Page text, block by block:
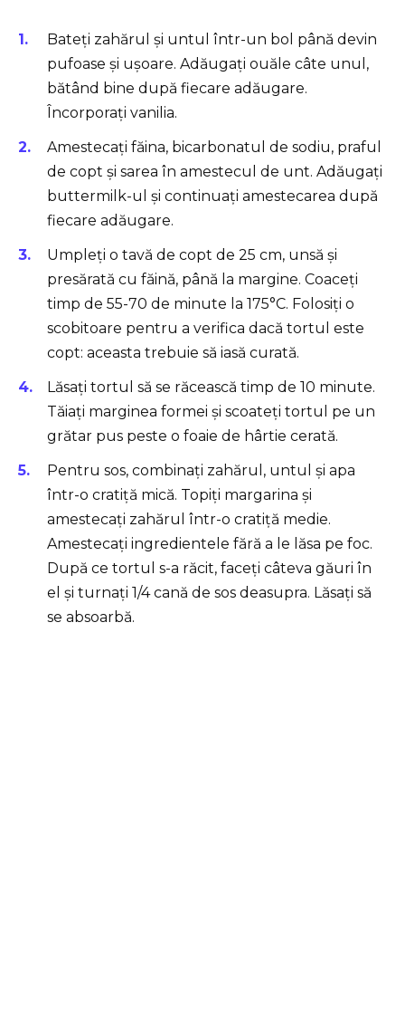
Bateți zahărul și untul într-un bol până devin
pufoase și ușoare. Adăugați ouăle câte unul,
bătând bine după fiecare adăugare.
Încorporați vanilia.
Amestecați făina, bicarbonatul de sodiu, praful
de copt și sarea în amestecul de unt. Adăugați
buttermilk-ul și continuați amestecarea după
fiecare adăugare.
Umpleți o tavă de copt de 25 cm, unsă și
presărată cu făină, până la margine. Coaceți
timp de 55-70 de minute la 175°C. Folosiți o
scobitoare pentru a verifica dacă tortul este
copt: aceasta trebuie să iasă curată.
Lăsați tortul să se răcească timp de 10 minute.
Tăiați marginea formei și scoateți tortul pe un
grătar pus peste o foaie de hârtie cerată.
Pentru sos, combinați zahărul, untul și apa
într-o cratiță mică. Topiți margarina și
amestecați zahărul într-o cratiță medie.
Amestecați ingredientele fără a le lăsa pe foc.
După ce tortul s-a răcit, faceți câteva găuri în
el și turnați 1/4 cană de sos deasupra. Lăsați să
se absoarbă.